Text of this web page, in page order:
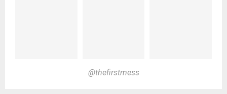
@thefirstmess